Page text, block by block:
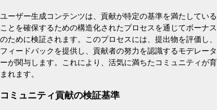
ユーザー生成コンテンツは、貢献が特定の基準を満たしている
ことを確保するための構造化されたプロセスを通じてボーナス
のために検証されます。このプロセスには、提出物を評価し、
フィードバックを提供し、貢献者の努力を認識するモデレータ
ーが関与します。これにより、活気に満ちたコミュニティが育
まれます。
コミュニティ貢献の検証基準